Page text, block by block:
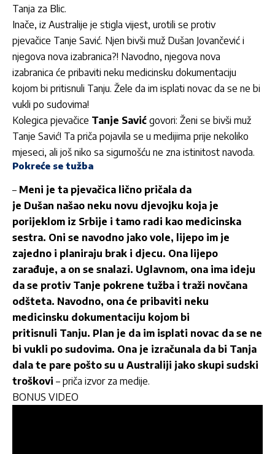
Tanja za Blic.
Inače, iz Australije je stigla vijest, urotili se protiv
pjevačice Tanje Savić. Njen bivši muž Dušan Jovančević i
njegova nova izabranica?! Navodno, njegova nova
izabranica će pribaviti neku medicinsku dokumentaciju
kojom bi pritisnuli Tanju. Žele da im isplati novac da se ne bi
vukli po sudovima!
Kolegica pjevačice Tanje Savić govori: Ženi se bivši muž
Tanje Savić! Ta priča pojavila se u medijima prije nekoliko
mjeseci, ali još niko sa sigurnošću ne zna istinitost navoda.
Pokreće se tužba
– Meni je ta pjevačica lično pričala da
je Dušan našao neku novu djevojku koja je
porijeklom iz Srbije i tamo radi kao medicinska
sestra. Oni se navodno jako vole, lijepo im je
zajedno i planiraju brak i djecu. Ona lijepo
zarađuje, a on se snalazi. Uglavnom, ona ima ideju
da se protiv Tanje pokrene tužba i traži novčana
odšteta. Navodno, ona će pribaviti neku
medicinsku dokumentaciju kojom bi
pritisnuli Tanju. Plan je da im isplati novac da se ne
bi vukli po sudovima. Ona je izračunala da bi Tanja
dala te pare pošto su u Australiji jako skupi sudski
troškovi – priča izvor za medije.
BONUS VIDEO